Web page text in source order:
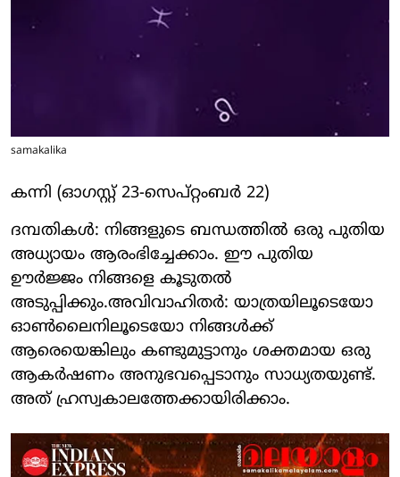
samakalika
കന്നി (ഓഗസ്റ്റ് 23-സെപ്റ്റംബര്‍ 22)
ദമ്പതികള്‍: നിങ്ങളുടെ ബന്ധത്തില്‍ ഒരു പുതിയ
അധ്യായം ആരംഭിച്ചേക്കാം. ഈ പുതിയ
ഊര്‍ജ്ജം നിങ്ങളെ കൂടുതല്‍
അടുപ്പിക്കും.അവിവാഹിതര്‍: യാത്രയിലൂടെയോ
ഓണ്‍ലൈനിലൂടെയോ നിങ്ങള്‍ക്ക്
ആരെയെങ്കിലും കണ്ടുമുട്ടാനും ശക്തമായ ഒരു
ആകര്‍ഷണം അനുഭവപ്പെടാനും സാധ്യതയുണ്ട്.
അത് ഹ്രസ്വകാലത്തേക്കായിരിക്കാം.